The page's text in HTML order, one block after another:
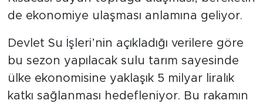
Kısacası suyun toprağa ulaşması, bereketin
Devlet Su İşleri’nin açıkladığı verilere göre
bu sezon yapılacak sulu tarım sayesinde
ülke ekonomisine yaklaşık 5 milyar liralık